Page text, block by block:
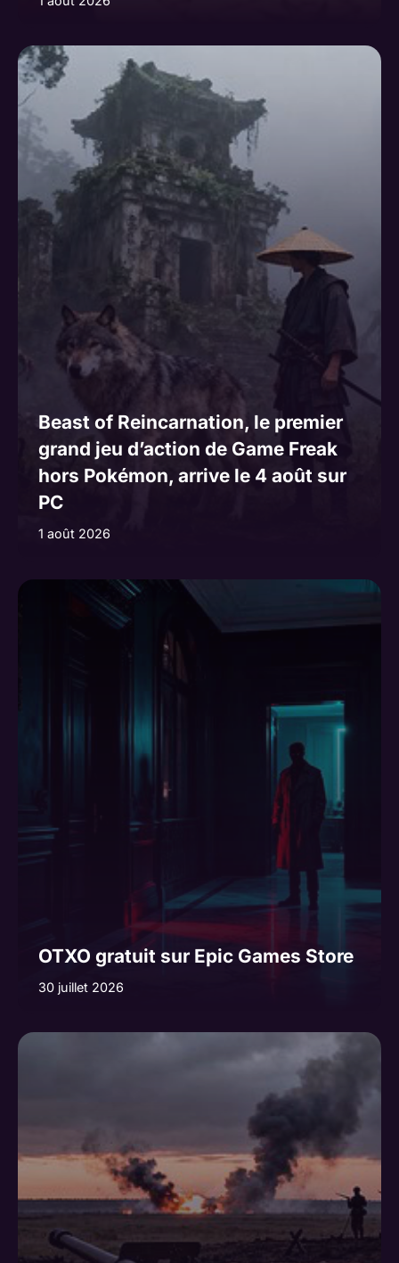
Beast of Reincarnation, le premier
grand jeu d’action de Game Freak
hors Pokémon, arrive le 4 août sur
PC
1 août 2026
OTXO gratuit sur Epic Games Store
30 juillet 2026